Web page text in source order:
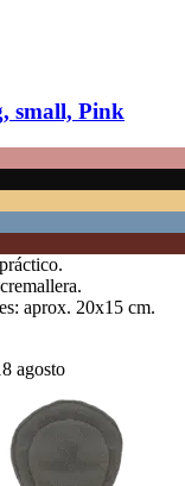
small, Pink
aprox. 20x15 cm.
agosto